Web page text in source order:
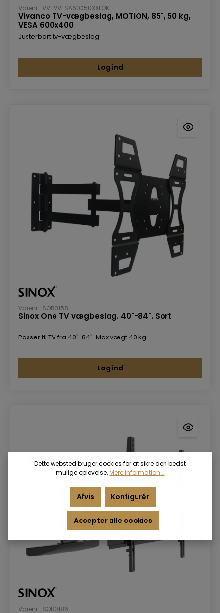
Varenr.: VVTVVESA60050XXLOK
Vivanco TV-vægbeslag, MOTION, 85", 50 kg,
VESA 600x400
Justerbart tv-vægbeslag
Log ind
Varenr.: SOB0158
Sinox One TV vægbeslag. 40"-84". Sort
Passer til TV fra 40"-84". Max vægt 40 kg
Log ind
Varenr.: SOB0186
Dette websted bruger cookies for at sikre den bedst
mulige oplevelse. Mere information...
Afvis Konfigurér
Accepter alle cookies